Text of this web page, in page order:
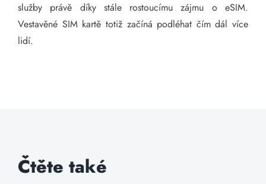
služby právě díky stále rostoucímu zájmu o eSIM.
Vestavěné SIM kartě totiž začíná podléhat čím dál více
lidí.
Čtěte také